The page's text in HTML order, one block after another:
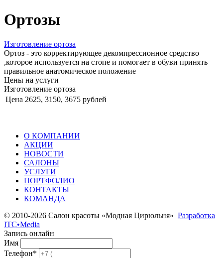
Ортозы
Изготовление ортоза
Ортоз - это корректирующее декомпрессионное средство
,которое используется на стопе и помогает в обуви принять
правильное анатомическое положение
Цены на услуги
Изготовление ортоза
Цена 2625, 3150, 3675 рублей
О КОМПАНИИ
АКЦИИ
НОВОСТИ
САЛОНЫ
УСЛУГИ
ПОРТФОЛИО
КОНТАКТЫ
КОМАНДА
© 2010-2026 Салон красоты «Модная Цирюльня» Разработка
ITC•Media
Запись онлайн
Имя
Телефон*